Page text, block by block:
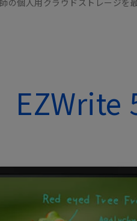
の個人用クラウドストレージを
EZWrite